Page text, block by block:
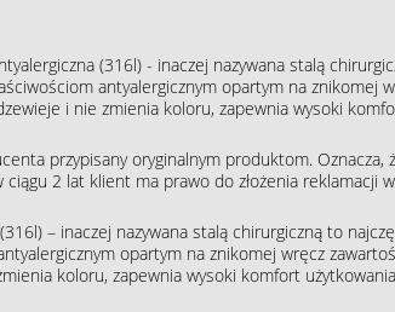
(316l) - inaczej nazywana stalą
antyalergicznym opartym na znikomej
i nie zmienia koloru, zapewnia wysoki
przypisany oryginalnym produktom. Oznacza,
2 lat klient ma prawo do złożenia reklamacji
– inaczej nazywana stalą chirurgiczną to
opartym na znikomej wręcz
koloru, zapewnia wysoki komfort